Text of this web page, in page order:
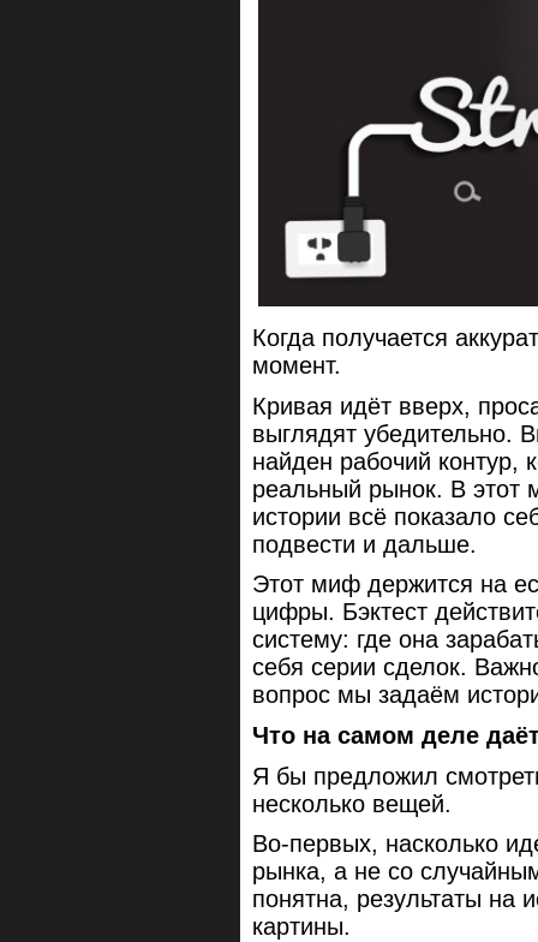
Когда получается
момент.
Кривая идёт вверх,
выглядят убедительно.
найден рабочий контур,
реальный рынок. В этот
истории всё показало
подвести и дальше.
Этот миф держится на
цифры. Бэктест
систему: где она
себя серии сделок.
вопрос мы задаём
Что на самом деле
Я бы предложил
несколько вещей.
Во-первых, насколько
рынка, а не со
понятна, результаты на
картины.